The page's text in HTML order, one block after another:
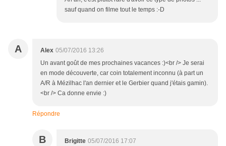
sauf quand on filme tout le temps :-D
A Alex 05/07/2016 13:26
Un avant goût de mes prochaines vacances :)<br /> Je serai
en mode découverte, car coin totalement inconnu (à part un
A/R à Mézilhac l'an dernier et le Gerbier quand j'étais gamin).
<br /> Ca donne envie :)
Répondre
B Brigitte 05/07/2016 17:07